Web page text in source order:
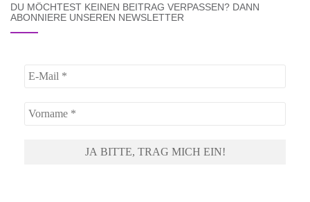
DU MÖCHTEST KEINEN BEITRAG VERPASSEN? DANN
ABONNIERE UNSEREN NEWSLETTER